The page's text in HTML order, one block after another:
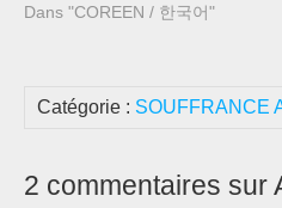
Dans "COREEN / 한국어"
Catégorie : SOUFFRANCE
2 commentaires sur